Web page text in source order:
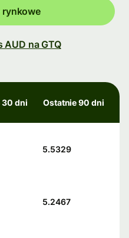
rynkowe
na GTQ
30 dni Ostatnie 90 dni
5.5329
5.2467